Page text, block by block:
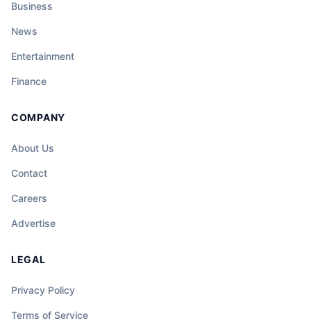
Business
News
Entertainment
Finance
COMPANY
About Us
Contact
Careers
Advertise
LEGAL
Privacy Policy
Terms of Service